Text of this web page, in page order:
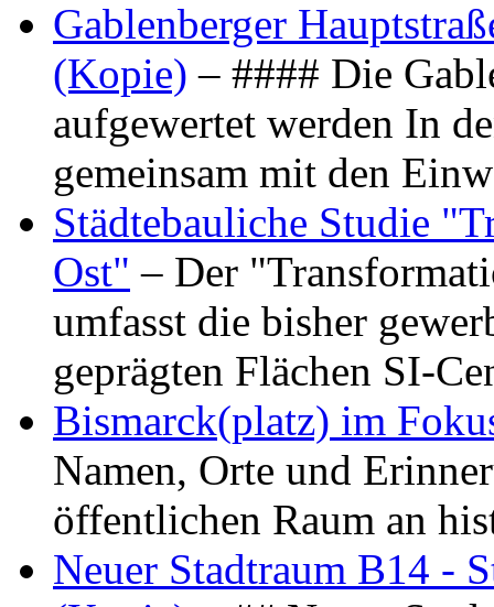
Gablenberger
(Kopie) – #### Die
aufgewertet werden In
gemeinsam mit den
Städtebauliche Studie
Ost" – Der
umfasst die bisher
geprägten Flächen SI-
Bismarck(platz) im
Namen, Orte und
öffentlichen Raum an
Neuer Stadtraum B14 -